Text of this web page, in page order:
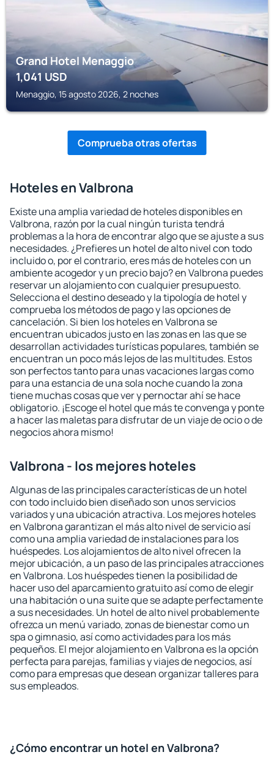
Grand Hotel Menaggio
1,041USD
Menaggio, 15 agosto 2026, 2 noches
Comprueba otras ofertas
Hoteles en Valbrona
Existe una amplia variedad de hoteles disponibles en
Valbrona, razón por la cual ningún turista tendrá
problemas a la hora de encontrar algo que se ajuste a sus
necesidades. ¿Prefieres un hotel de alto nivel con todo
incluido o, por el contrario, eres más de hoteles con un
ambiente acogedor y un precio bajo? en Valbrona puedes
reservar un alojamiento con cualquier presupuesto.
Selecciona el destino deseado y la tipología de hotel y
comprueba los métodos de pago y las opciones de
cancelación. Si bien los hoteles en Valbrona se
encuentran ubicados justo en las zonas en las que se
desarrollan actividades turísticas populares, también se
encuentran un poco más lejos de las multitudes. Estos
son perfectos tanto para unas vacaciones largas como
para una estancia de una sola noche cuando la zona
tiene muchas cosas que ver y pernoctar ahí se hace
obligatorio. ¡Escoge el hotel que más te convenga y ponte
a hacer las maletas para disfrutar de un viaje de ocio o de
negocios ahora mismo!
Valbrona - los mejores hoteles
Algunas de las principales características de un hotel
con todo incluido bien diseñado son unos servicios
variados y una ubicación atractiva. Los mejores hoteles
en Valbrona garantizan el más alto nivel de servicio así
como una amplia variedad de instalaciones para los
huéspedes. Los alojamientos de alto nivel ofrecen la
mejor ubicación, a un paso de las principales atracciones
en Valbrona. Los huéspedes tienen la posibilidad de
hacer uso del aparcamiento gratuito así como de elegir
una habitación o una suite que se adapte perfectamente
a sus necesidades. Un hotel de alto nivel probablemente
ofrezca un menú variado, zonas de bienestar como un
spa o gimnasio, así como actividades para los más
pequeños. El mejor alojamiento en Valbrona es la opción
perfecta para parejas, familias y viajes de negocios, así
como para empresas que desean organizar talleres para
sus empleados.
¿Cómo encontrar un hotel en Valbrona?